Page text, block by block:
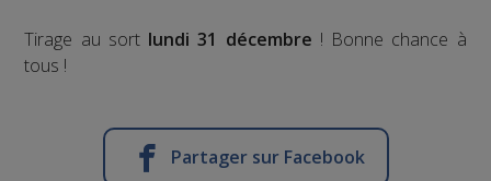
Tirage au sort lundi 31 décembre ! Bonne chance à
tous !
Partager sur Facebook